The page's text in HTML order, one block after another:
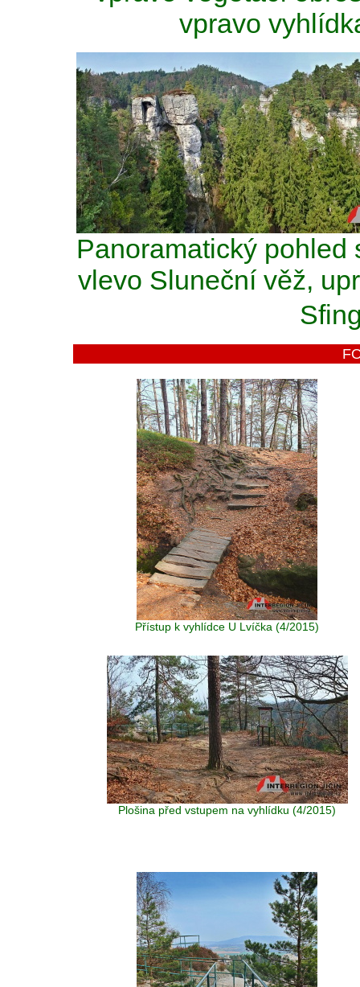
vpravo
Panoramatický
vlevo Sluneční věž,
Přístup k vyhlídce U Lvíčka (4/2015)
Plošina před vstupem na vyhlídku (4/2015)